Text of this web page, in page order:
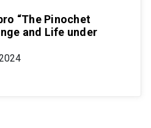
“The Pinochet
and Life under